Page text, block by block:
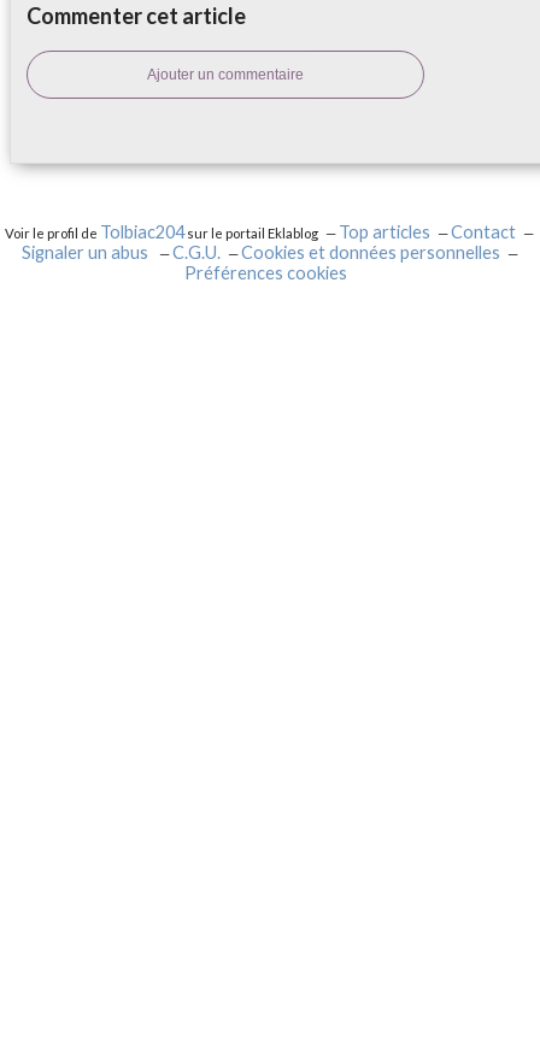
Commenter cet article
Ajouter un commentaire
Voir le profil de Tolbiac204sur le portail Eklablog Top articles
Contact
Signaler un abus
C.G.U.
Cookies et données personnelles
Préférences cookies